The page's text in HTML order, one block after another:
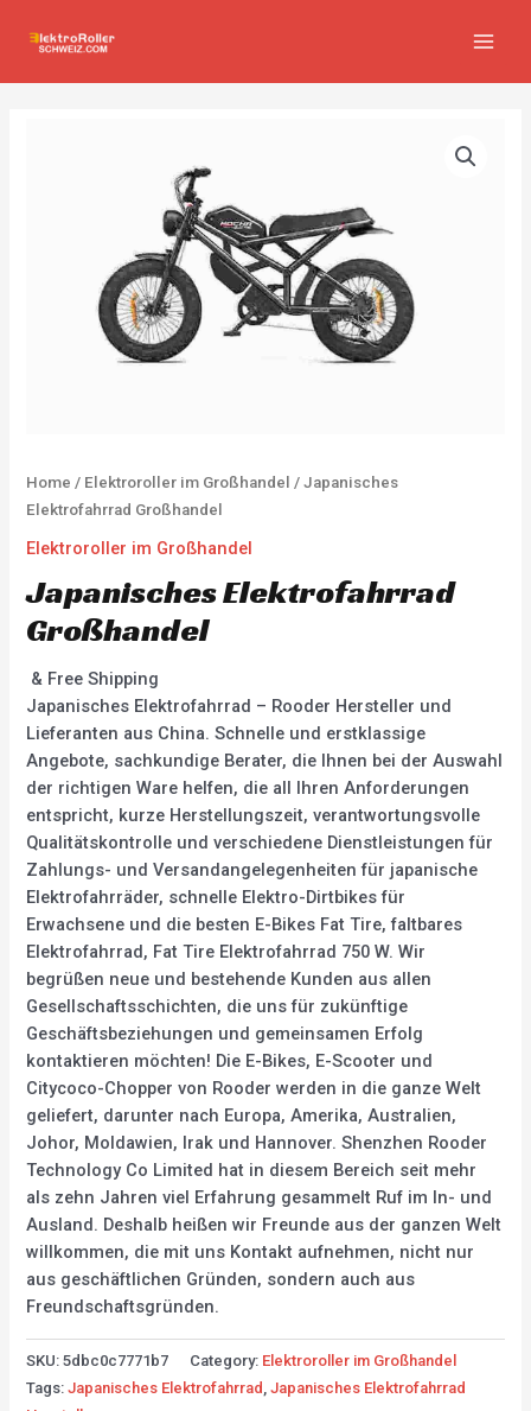
Inhalt
Home / Elektroroller im Großhandel / Japanisches
Elektrofahrrad Großhandel
Elektroroller im Großhandel
Japanisches Elektrofahrrad
Großhandel
& Free Shipping
Japanisches Elektrofahrrad – Rooder Hersteller und
Lieferanten aus China. Schnelle und erstklassige
Angebote, sachkundige Berater, die Ihnen bei der Auswahl
der richtigen Ware helfen, die all Ihren Anforderungen
entspricht, kurze Herstellungszeit, verantwortungsvolle
Qualitätskontrolle und verschiedene Dienstleistungen für
Zahlungs- und Versandangelegenheiten für japanische
Elektrofahrräder, schnelle Elektro-Dirtbikes für
Erwachsene und die besten E-Bikes Fat Tire, faltbares
Elektrofahrrad, Fat Tire Elektrofahrrad 750 W. Wir
begrüßen neue und bestehende Kunden aus allen
Gesellschaftsschichten, die uns für zukünftige
Geschäftsbeziehungen und gemeinsamen Erfolg
kontaktieren möchten! Die E-Bikes, E-Scooter und
Citycoco-Chopper von Rooder werden in die ganze Welt
geliefert, darunter nach Europa, Amerika, Australien,
Johor, Moldawien, Irak und Hannover. Shenzhen Rooder
Technology Co Limited hat in diesem Bereich seit mehr
als zehn Jahren viel Erfahrung gesammelt Ruf im In- und
Ausland. Deshalb heißen wir Freunde aus der ganzen Welt
willkommen, die mit uns Kontakt aufnehmen, nicht nur
aus geschäftlichen Gründen, sondern auch aus
Freundschaftsgründen.
SKU:5dbc0c7771b7 Category: Elektroroller im Großhandel
Tags:Japanisches Elektrofahrrad ,Japanisches Elektrofahrrad